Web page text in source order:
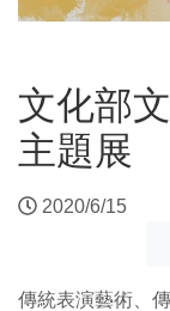
文化部
主題展
2020/6/15
傳統表演藝術、